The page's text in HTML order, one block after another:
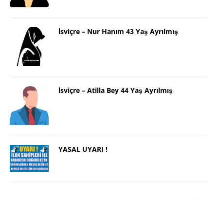
İsviçre – Nur Hanım 43 Yaş Ayrılmış
İsviçre – Atilla Bey 44 Yaş Ayrılmış
YASAL UYARI !